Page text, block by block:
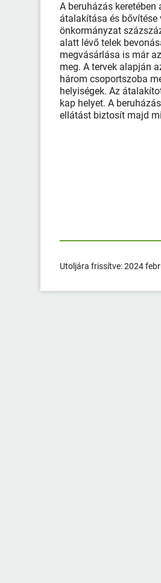
A beruházás
átalakítása és bővítése
önkormányzat
alatt lévő telek
megvásárlása is már
meg. A tervek alapján
három csoportszoba
helyiségek. Az
kap helyet. A
ellátást biztosít majd
Utoljára frissítve:2024